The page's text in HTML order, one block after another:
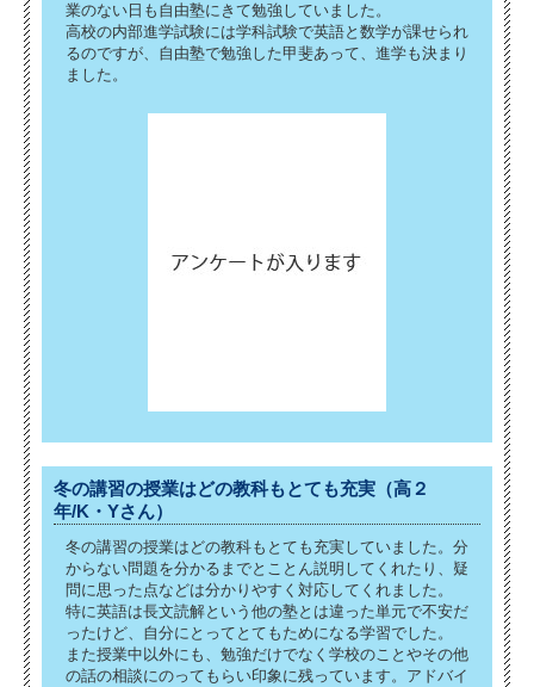
業のない日も自由塾にきて勉強していました。
高校の内部進学試験には学科試験で英語と数学が課せられ
るのですが、自由塾で勉強した甲斐あって、進学も決まり
ました。
冬の講習の授業はどの教科もとても充実（高２
年/K・Yさん）
冬の講習の授業はどの教科もとても充実していました。分
からない問題を分かるまでとことん説明してくれたり、疑
問に思った点などは分かりやすく対応してくれました。
特に英語は長文読解という他の塾とは違った単元で不安だ
ったけど、自分にとってとてもためになる学習でした。
また授業中以外にも、勉強だけでなく学校のことやその他
の話の相談にのってもらい印象に残っています。アドバイ